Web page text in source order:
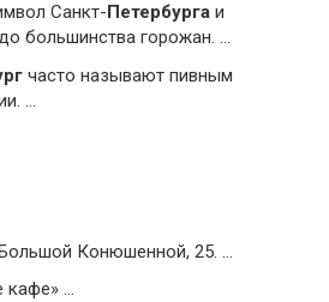
Санкт- Петербурга и
большинства горожан. …
часто называют пивным
…
Конюшенной, 25. …
кафе» …